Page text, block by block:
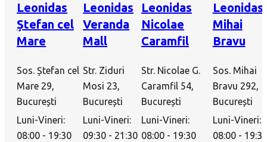
Leonidas
Ștefan cel
Mare
Sos. Ștefan cel
Mare 29,
București
Luni-Vineri:
08:00 - 19:30
Leonidas
Veranda
Mall
Str. Ziduri
Mosi 23,
București
Luni-Vineri:
09:30 - 21:30
Leonidas
Nicolae
Caramfil
Str. Nicolae G.
Caramfil 54,
București
Luni-Vineri:
08:00 - 19:30
Leonidas
Mihai
Bravu
Sos. Mihai
Bravu 292,
București
Luni-Vineri:
08:00 - 19:30